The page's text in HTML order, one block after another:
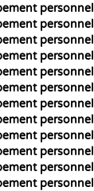
personnel
personnel
personnel
personnel
personnel
personnel
personnel
personnel
personnel
personnel
personnel
personnel